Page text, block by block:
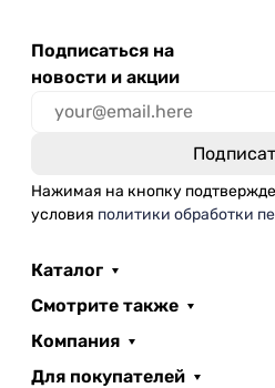
Подписаться на
новости и акции
Нажимая на кнопку
условия политики обработки
Каталог
Смотрите также
Компания
Для покупателей